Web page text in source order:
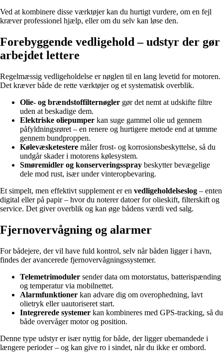
Ved at kombinere disse værktøjer kan du hurtigt vurdere, om en fejl
kræver professionel hjælp, eller om du selv kan løse den.
Forebyggende vedligehold – udstyr der gør
arbejdet lettere
Regelmæssig vedligeholdelse er nøglen til en lang levetid for motoren.
Det kræver både de rette værktøjer og et systematisk overblik.
Olie- og brændstoffilternøgler gør det nemt at udskifte filtre
uden at beskadige dem.
Elektriske oliepumper kan suge gammel olie ud gennem
påfyldningsrøret – en renere og hurtigere metode end at tømme
gennem bundproppen.
Kølevæsketestere måler frost- og korrosionsbeskyttelse, så du
undgår skader i motorens kølesystem.
Smøremidler og konserveringsspray beskytter bevægelige
dele mod rust, især under vinteropbevaring.
Et simpelt, men effektivt supplement er en vedligeholdelseslog – enten
digital eller på papir – hvor du noterer datoer for olieskift, filterskift og
service. Det giver overblik og kan øge bådens værdi ved salg.
Fjernovervågning og alarmer
For bådejere, der vil have fuld kontrol, selv når båden ligger i havn,
findes der avancerede fjernovervågningssystemer.
Telemetrimoduler sender data om motorstatus, batterispænding
og temperatur via mobilnettet.
Alarmfunktioner kan advare dig om overophedning, lavt
olietryk eller uautoriseret start.
Integrerede systemer kan kombineres med GPS-tracking, så du
både overvåger motor og position.
Denne type udstyr er især nyttig for både, der ligger ubemandede i
længere perioder – og kan give ro i sindet, når du ikke er ombord.